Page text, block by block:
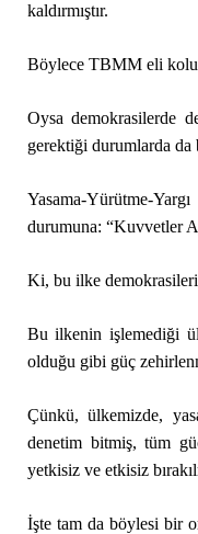
kaldırmıştır.
Böylece TBMM eli kolu
Oysa demokrasilerde
gerektiği durumlarda da
Yasama-Yürütme-
durumuna: “Kuvvetler
Ki, bu ilke
Bu ilkenin işlemediği
olduğu gibi güç
Çünkü, ülkemizde,
denetim bitmiş, tüm
yetkisiz ve etkisiz
İşte tam da böylesi bir